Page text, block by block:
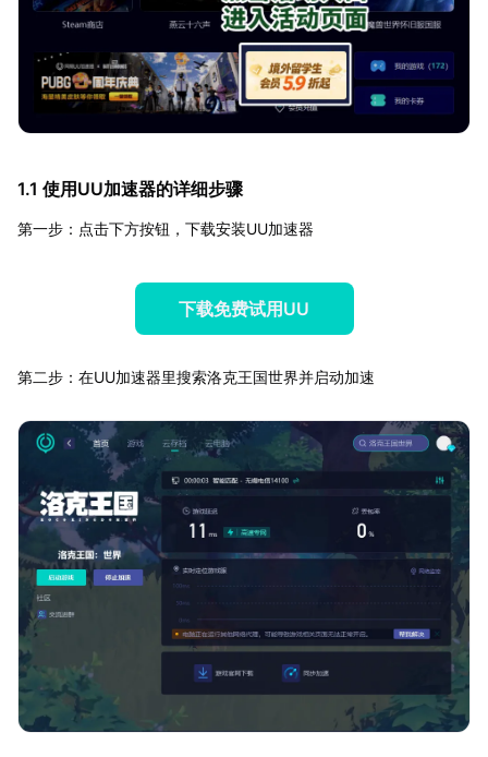
1.1 使用UU加速器的详细步骤
第一步：点击下方按钮，下载安装UU加速器
下载免费试用UU
第二步：在UU加速器里搜索洛克王国世界并启动加速